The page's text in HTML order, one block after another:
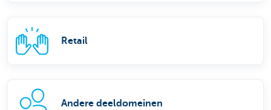
Retail
Andere deeldomeinen